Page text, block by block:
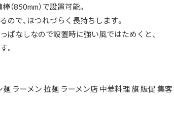
850mm）で設置可能。
で、ほつれづらく長持ちします。
ぱなしなので設置時に強い風ではためくと、
。
麺 ラーメン 拉麺 ラーメン店 中華料理 旗 販促 集客